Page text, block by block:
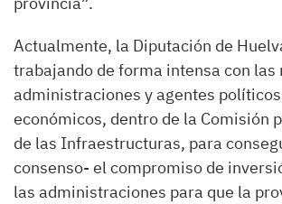
Actualmente, la Diputación de
trabajando de forma intensa con las
administraciones y agentes
económicos, dentro de la Comisión
de las Infraestructuras, para
consenso- el compromiso de
las administraciones para que la